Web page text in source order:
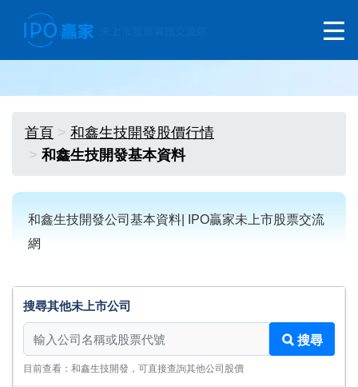
首頁
和鑫生技開發股價行情
和鑫生技開發基本資料
和鑫生技開發公司基本資料| IPO贏家未上市股票交流
網
搜尋其他未上市公司
搜尋其他未上市公司
搜尋
目前查看：和鑫生技開發，可直接查詢其他公司股價